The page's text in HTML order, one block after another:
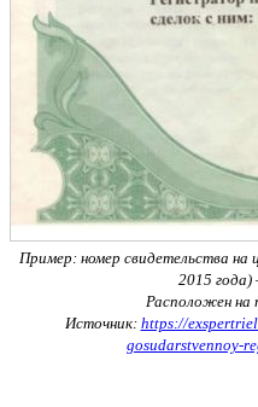
Пример: номер свидетельства на
2015
Расположен на
Источник: https://
gosudarstvennoy-